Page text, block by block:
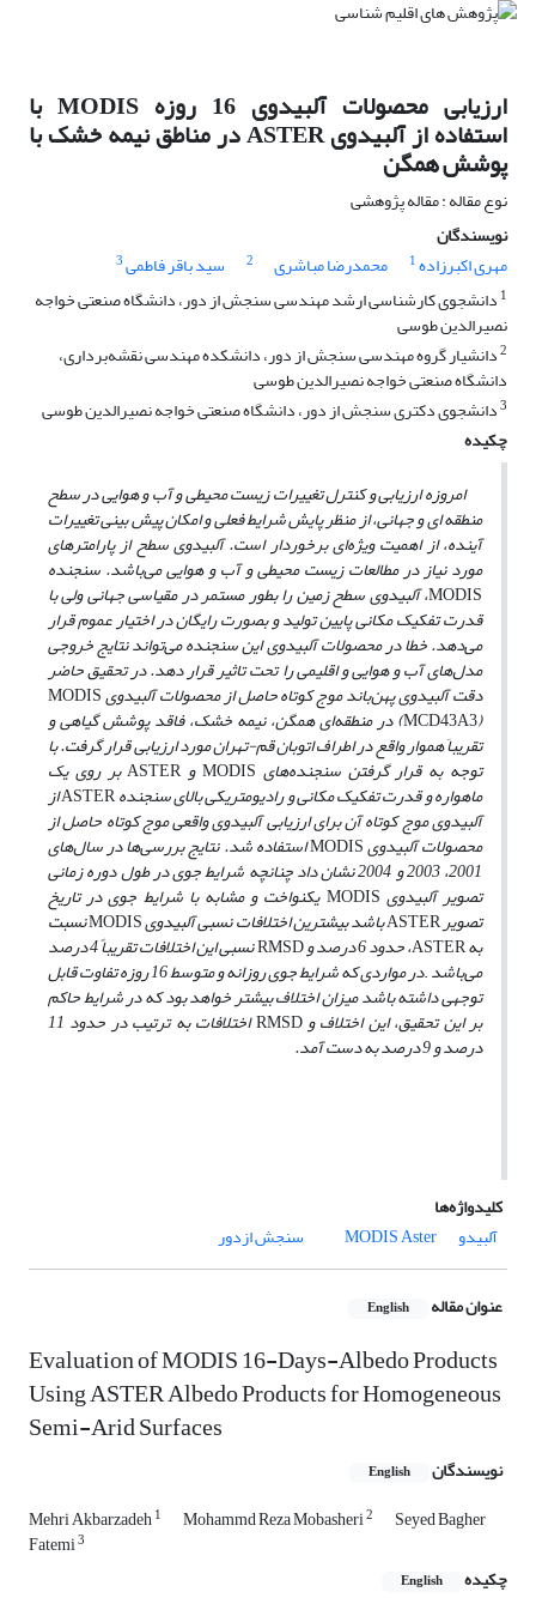
ارزیابی محصولات آلبیدوی 16 روزه MODIS با
استفاده از آلبیدوی ASTER در مناطق نیمه خشک با
پوشش همگن
نوع مقاله : مقاله پژوهشی
نویسندگان
مهری اکبرزاده1 محمدرضا مباشری 2 سید باقر فاطمی3
1 ‌دانشجوی کارشناسی ارشد مهندسی سنجش از دور، دانشگاه صنعتی خواجه
نصیرالدین طوسی
2دانشیار گروه مهندسی سنجش از دور، دانشکده مهندسی نقشه‌برداری،
دانشگاه صنعتی خواجه نصیرالدین طوسی
3دانشجوی دکتری سنجش از دور، دانشگاه صنعتی خواجه نصیرالدین طوسی
چکیده
امروزه ارزیابی و کنترل تغییرات زیست محیطی و آب و هوایی در سطح
منطقه ای و جهانی، از منظر پایش شرایط فعلی و امکان پیش بینی تغییرات
آینده، از اهمیت ویژه‌ای برخوردار است. آلبیدوی سطح از پارامترهای
مورد نیاز در مطالعات زیست محیطی و آب و هوایی می‌باشد. سنجنده‌
MODIS، آلبیدوی سطح زمین را بطور مستمر در مقیاسی جهانی ولی با
قدرت تفکیک مکانی پایین تولید و بصورت رایگان در اختیار عموم قرار
می‌دهد. خطا در محصولات آلبیدوی این سنجنده می‌تواند نتایج خروجی
مدل‌های آب و هوایی و اقلیمی را تحت تاثیر قرار دهد. در تحقیقحاضر
دقت آلبیدوی پهن‌باند موج کوتاه حاصل از محصولات آلبیدویMODIS
(MCD43A3 ) در منطقه‌ای همگن، نیمه خشک، فاقد پوشش گیاهی و
تقریباَ هموار واقع در اطراف اتوبان قم-تهران مورد ارزیابی قرار گرفت. با
توجه به قرار گرفتن سنجنده‌های MODISوASTERبر روی یک
ماهواره و قدرت تفکیک مکانی و رادیومتریکی بالای سنجنده‌ASTERاز
آلبیدوی موج کوتاه آن برای ارزیابی آلبیدوی واقعی موج کوتاه حاصل از
محصولات آلبیدویMODISاستفاده شد. نتایج بررسی‌ها در سا‌ل‌های
2001، 2003 و 2004 نشان داد چنانچه شرایط جوی در طول دوره زمانی
تصویر آلبیدوی MODISیکنواخت و مشابه با شرایط جوی در تاریخ
تصویرASTERباشد بیشترین اختلافات نسبی آلبیدویMODISنسبت
بهASTER، حدود 6 درصد و RMSDنسبی این اختلافات تقریباً 4 درصد
می‌باشد. در مواردی که شرایط جوی روزانه و متوسط 16 روزه تفاوت قابل
توجهی داشته باشد میزان اختلاف بیشتر خواهد بود که در شرایط حاکم
بر این تحقیق، این اختلاف وRMSD اختلافات به ترتیب در حدود 11
درصد و 9 درصد به دست آمد.
کلیدواژه‌ها
آلبیدو
MODISAster سنجش ازدور
عنوان مقاله English
Evaluation of MODIS 16-Days-Albedo Products
Using ASTER Albedo Products for Homogeneous
Semi-Arid Surfaces
نویسندگان English
Mehri Akbarzadeh1 Mohammd Reza Mobasheri2 Seyed Bagher
Fatemi3
چکیده English